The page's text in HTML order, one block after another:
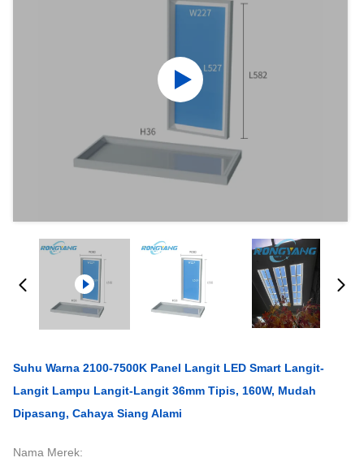
Suhu Warna 2100-7500K Panel Langit LED Smart Langit-
Langit Lampu Langit-Langit 36mm Tipis, 160W, Mudah
Dipasang, Cahaya Siang Alami
Nama Merek: